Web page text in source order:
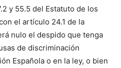
y 55.5 del Estatuto de los
el artículo 24.1 de la
nulo el despido que tenga
de discriminación
Española o en la ley, o bien